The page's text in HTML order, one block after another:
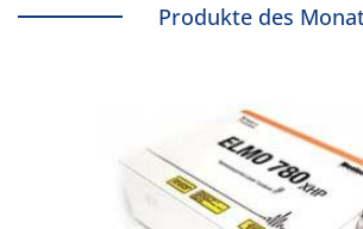
Produkte des